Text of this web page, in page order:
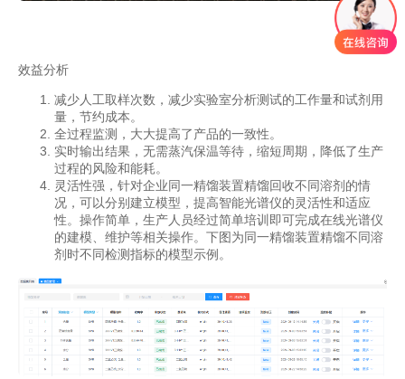
效益分析
减少人工取样次数，减少实验室分析测试的工作量和试剂用
量，节约成本。
全过程监测，大大提高了产品的一致性。
实时输出结果，无需蒸汽保温等待，缩短周期，降低了生产
过程的风险和能耗。
灵活性强，针对企业同一精馏装置精馏回收不同溶剂的情
况，可以分别建立模型，提高智能光谱仪的灵活性和适应
性。操作简单，生产人员经过简单培训即可完成在线光谱仪
的建模、维护等相关操作。下图为同一精馏装置精馏不同溶
剂时不同检测指标的模型示例。